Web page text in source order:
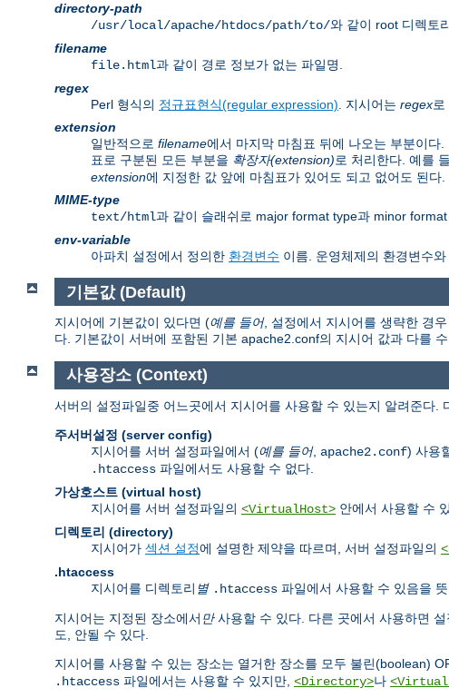
directory-path
/usr/local/apache/htdocs/path/to/와 같이 root 디렉토
filename
file.html과 같이 경로 정보가 없는 파일명.
regex
Perl 형식의 정규표현식(regular expression) . 지시어는 regex
extension
일반적으로 filename에서 마지막 마침표 뒤에 나오는 부분이다
표로 구분된 모든 부분을 확장자(extension)로 처리한다. 예를
extension에 지정한 값 앞에 마침표가 있어도 되고 없어도 된다.
MIME-type
text/html과 같이 슬래쉬로 major format type과 minor
env-variable
아파치 설정에서 정의한 환경변수 이름. 운영체제의 환경변수
기본값 (Default)
지시어에 기본값이 있다면 (예를 들어, 설정에서 지시어를 생략한 경
다. 기본값이 서버에 포함된 기본 apache2.conf의 지시어 값과 다를
사용장소 (Context)
서버의 설정파일중 어느곳에서 지시어를 사용할 수 있는지 알려준다.
주서버설정 (server config)
지시어를 서버 설정파일에서 (예를 들어, apache2.conf) 사용
.htaccess 파일에서도 사용할 수 없다.
가상호스트 (virtual host)
지시어를 서버 설정파일의 <VirtualHost> 안에서 사용할 수
디렉토리 (directory)
지시어가 섹션 설정에 설명한 제약을 따르며, 서버 설정파일의
.htaccess
지시어를 디렉토리 별 .htaccess 파일에서 사용할 수 있음을
지시어는 지정된 장소에서 만사용할 수 있다. 다른 곳에서 사용하면
도, 안될 수 있다.
지시어를 사용할 수 있는 장소는 열거한 장소를 모두 불린(boolean)
.htaccess 파일에서는 사용할 수 있지만, <Directory>나